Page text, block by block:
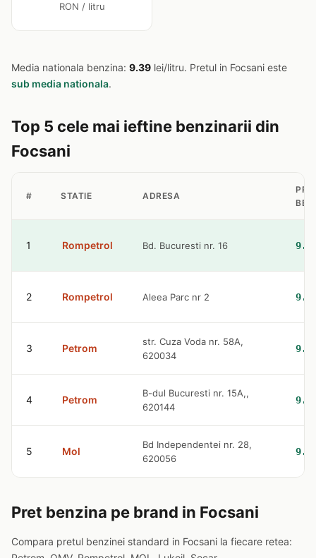
RON / litru
Media nationala benzina: 9.39 lei/litru. Pretul in Focsani este
sub media nationala.
Top 5 cele mai ieftine benzinarii din
Focsani
# STATIE ADRESA
1 Rompetrol Bd. Bucuresti nr. 16
2 Rompetrol Aleea Parc nr 2
3 Petrom
str. Cuza Voda nr. 58A,
620034
4 Petrom
B-dul Bucuresti nr. 15A,,
620144
5 Mol
Bd Independentei nr. 28,
620056
Pret benzina pe brand in Focsani
Compara pretul benzinei standard in Focsani la fiecare retea: